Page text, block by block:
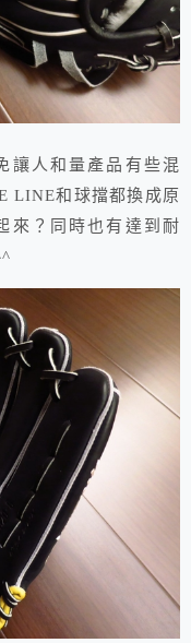
人和量產品有些混
LINE和球擋都換成原
來？同時也有達到耐